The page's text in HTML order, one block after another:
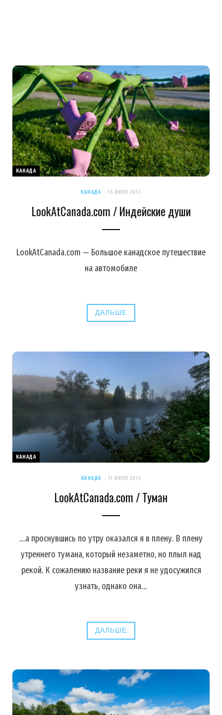
КАНАДА
КАНАДА 16 ИЮЛЯ 2013
LookAtCanada.com / Индейские души
LookAtCanada.com — Большое канадское путешествие
на автомобиле
ДАЛЬШЕ
КАНАДА
КАНАДА 11 ИЮЛЯ 2013
LookAtCanada.com / Туман
…а проснувшись по утру оказался я в плену. В плену
утреннего тумана, который незаметно, но плыл над
рекой. К сожалению название реки я не удосужился
узнать, однако она…
ДАЛЬШЕ